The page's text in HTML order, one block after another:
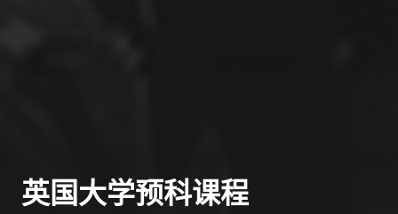
英国大学预科课程